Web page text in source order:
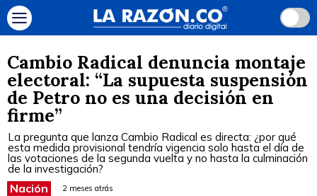
Cambio Radical denuncia montaje
electoral: “La supuesta suspensión
de Petro no es una decisión en
firme”
La pregunta que lanza Cambio Radical es directa: ¿por qué
esta medida provisional tendría vigencia solo hasta el día de
las votaciones de la segunda vuelta y no hasta la culminación
de la investigación?
Nación 2 meses atrás